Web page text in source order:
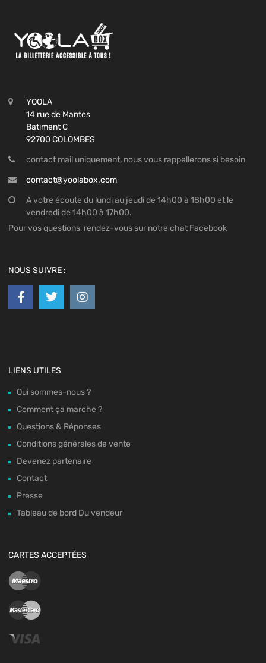
YOOLA
14 rue de Mantes
Batiment C
92700 COLOMBES
contact mail uniquement, nous vous rappellerons si besoin
contact@yoolabox.com
A votre écoute du lundi au jeudi de 14h00 à 18h00 et le
vendredi de 14h00 à 17h00.
Pour vos questions, rendez-vous sur notre chat Facebook
NOUS SUIVRE :
LIENS UTILES
Qui sommes-nous ?
Comment ça marche ?
Questions & Réponses
Conditions générales de vente
Devenez partenaire
Contact
Presse
Tableau de bord Du vendeur
CARTES ACCEPTÉES